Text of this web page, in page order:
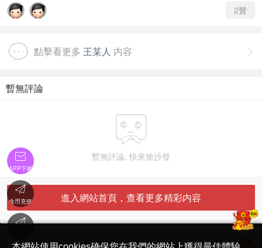
2贊

點擊看更多 王某人 内容
暫無評論

暫無評論, 快來搶沙發
進入網站首頁，查看更多精彩内容
'
简体中文版

APP下載

金币充值
